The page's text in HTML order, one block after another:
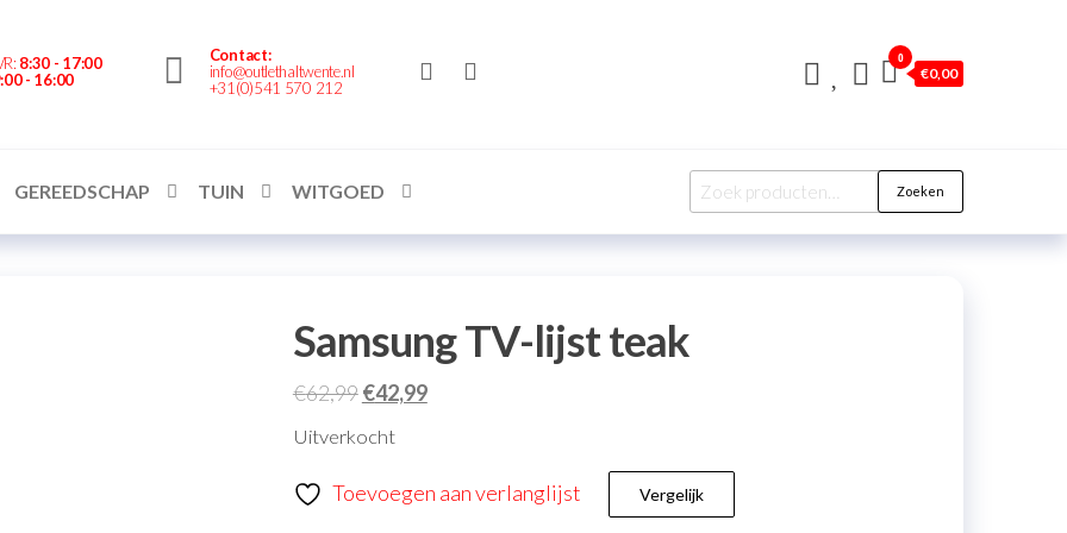
8:30 - 17:00
- 16:00
Contact:
info@outlethaltwente.nl
+31(0)541 570 212
0
€0,00
GEREEDSCHAP TUIN WITGOED Zoeken
Samsung TV-lijst teak
€62,99€42,99
Uitverkocht
Toevoegen aan verlanglijst Vergelijk